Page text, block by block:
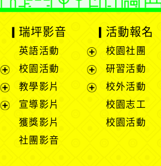
展
開
選
展
開
瑞坪影音
英語活動
展
選
校園活動
展
開
教學影片
宣導影片
獲獎影片
社團影音
活動報名
校園社團
研習活動
校外活動
校園志工
校園活動